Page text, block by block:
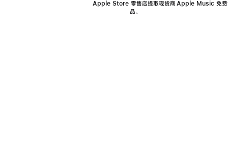
Apple Store 零售店提取现货商
品。
Apple Music 免费